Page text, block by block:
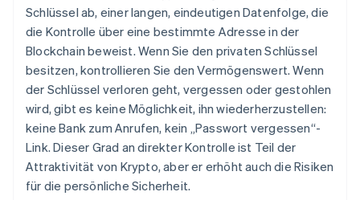
Schlüssel ab, einer langen, eindeutigen Datenfolge, die
die Kontrolle über eine bestimmte Adresse in der
Blockchain beweist. Wenn Sie den privaten Schlüssel
besitzen, kontrollieren Sie den Vermögenswert. Wenn
der Schlüssel verloren geht, vergessen oder gestohlen
wird, gibt es keine Möglichkeit, ihn wiederherzustellen:
keine Bank zum Anrufen, kein „Passwort vergessen“-
Link. Dieser Grad an direkter Kontrolle ist Teil der
Attraktivität von Krypto, aber er erhöht auch die Risiken
für die persönliche Sicherheit.